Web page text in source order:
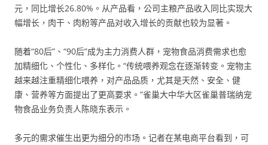
元，同比增长26.80%。从产品看，公司主粮产品收入同比实现大
幅增长，肉干、肉粉等产品对收入增长的贡献也较为显著。
随着“80后”、“90后”成为主力消费人群，宠物食品消费需求也愈
加精细化、个性化、多样化。“传统喂养观念在逐渐转变。宠物主
越来越注重精细化喂养，对产品品质，尤其是天然、安全、健
康、营养等方面提出了更高要求。”雀巢大中华大区雀巢普瑞纳宠
物食品业务负责人陈晓东表示。
多元的需求催生出更为细分的市场。记者在某电商平台看到，可